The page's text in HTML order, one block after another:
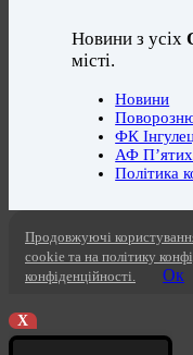
Новини з усіх
місті.
Новини
ФК
АФ
Політика
Продовжуючі
cookie та на політику
конфіденційності.
Ок
X